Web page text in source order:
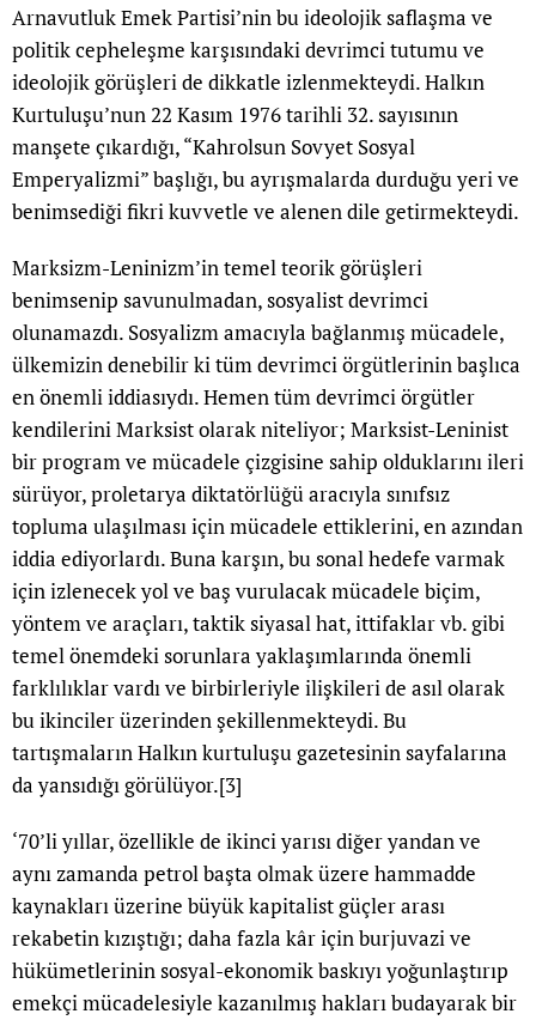
Arnavutluk Emek Partisi’nin bu ideolojik saflaşma ve
politik cepheleşme karşısındaki devrimci tutumu ve
ideolojik görüşleri de dikkatle izlenmekteydi. Halkın
Kurtuluşu’nun 22 Kasım 1976 tarihli 32. sayısının
manşete çıkardığı, “Kahrolsun Sovyet Sosyal
Emperyalizmi” başlığı, bu ayrışmalarda durduğu yeri ve
benimsediği fikri kuvvetle ve alenen dile getirmekteydi.
Marksizm-Leninizm’in temel teorik görüşleri
benimsenip savunulmadan, sosyalist devrimci
olunamazdı. Sosyalizm amacıyla bağlanmış mücadele,
ülkemizin denebilir ki tüm devrimci örgütlerinin başlıca
en önemli iddiasıydı. Hemen tüm devrimci örgütler
kendilerini Marksist olarak niteliyor; Marksist-Leninist
bir program ve mücadele çizgisine sahip olduklarını ileri
sürüyor, proletarya diktatörlüğü aracıyla sınıfsız
topluma ulaşılması için mücadele ettiklerini, en azından
iddia ediyorlardı. Buna karşın, bu sonal hedefe varmak
için izlenecek yol ve baş vurulacak mücadele biçim,
yöntem ve araçları, taktik siyasal hat, ittifaklar vb. gibi
temel önemdeki sorunlara yaklaşımlarında önemli
farklılıklar vardı ve birbirleriyle ilişkileri de asıl olarak
bu ikinciler üzerinden şekillenmekteydi. Bu
tartışmaların Halkın kurtuluşu gazetesinin sayfalarına
da yansıdığı görülüyor.[3]
‘70’li yıllar, özellikle de ikinci yarısı diğer yandan ve
aynı zamanda petrol başta olmak üzere hammadde
kaynakları üzerine büyük kapitalist güçler arası
rekabetin kızıştığı; daha fazla kâr için burjuvazi ve
hükümetlerinin sosyal-ekonomik baskıyı yoğunlaştırıp
emekçi mücadelesiyle kazanılmış hakları budayarak bir